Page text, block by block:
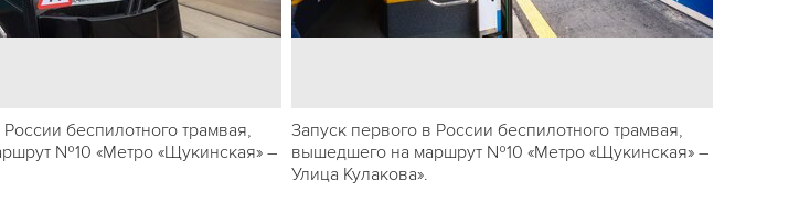
беспилотного трамвая,
№10 «Метро «Щукинская» –
Запуск первого в России беспилотного трамвая,
вышедшего на маршрут №10 «Метро «Щукинская» –
Улица Кулакова».